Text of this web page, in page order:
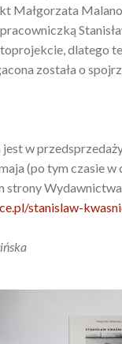
Małgorzata
dlatego
została o
jest w
(po tym czasie w
strony
stanislaw-